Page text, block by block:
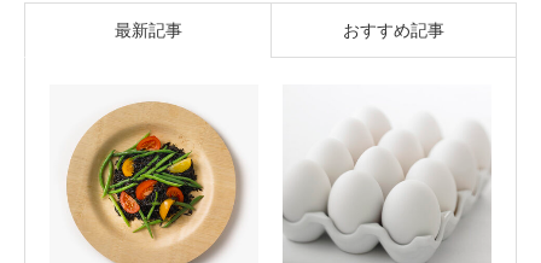
最新記事 おすすめ記事